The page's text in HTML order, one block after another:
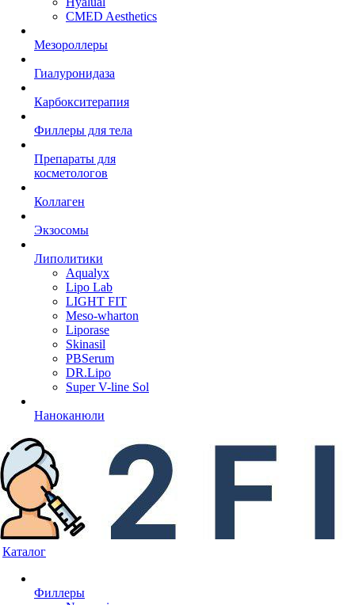
CMED Aesthetics
Мезороллеры
Гиалуронидаза
Карбокситерапия
Филлеры для тела
Препараты для
косметологов
Коллаген
Экзосомы
Липолитики
Aqualyx
Lipo Lab
LIGHT FIT
Meso-wharton
Liporase
Skinasil
PBSerum
DR.Lipo
Super V-line Sol
Наноканюли
Каталог
Филлеры